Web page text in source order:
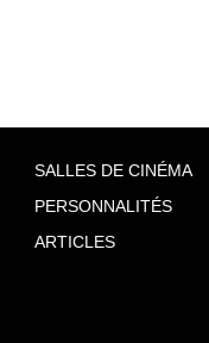
SALLES DE CINÉMA
PERSONNALITÉS
ARTICLES